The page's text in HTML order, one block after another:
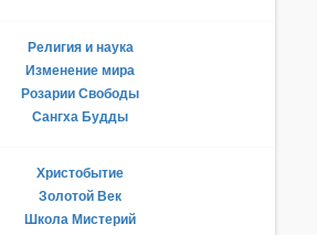
Религия и наука
Изменение мира
Розарии Свободы
Сангха Будды
Христобытие
Золотой Век
Школа Мистерий